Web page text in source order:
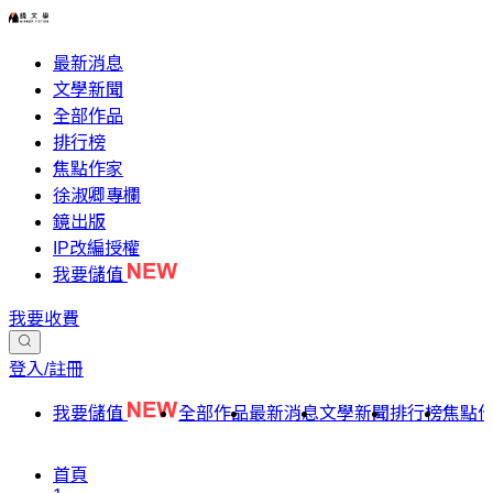
最新消息
文學新聞
全部作品
排行榜
焦點作家
徐淑卿專欄
鏡出版
IP改編授權
我要儲值
我要收費
登入/註冊
我要儲值 全部作品最新消息文學新聞排行榜焦點
首頁